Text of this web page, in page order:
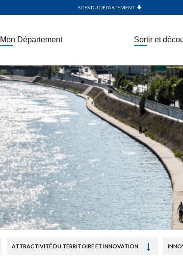
SITES DU DÉPARTEMENT
Mon Département Sortir et
ATTRACTIVITÉ DU TERRITOIRE ET INNOVATION